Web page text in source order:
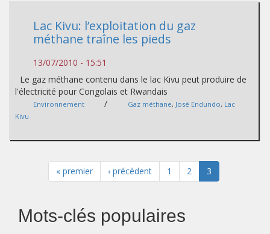
Lac Kivu: l’exploitation du gaz
méthane traîne les pieds
13/07/2010 - 15:51
Le gaz méthane contenu dans le lac Kivu peut produire de
l'électricité pour Congolais et Rwandais
Environnement / Gaz méthane, José Endundo, Lac
Kivu
« premier ‹ précédent 1 2 3
Mots-clés populaires